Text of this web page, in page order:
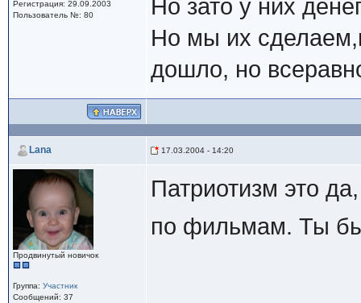
Регистрация: 29.09.2003
Пользователь №: 80
Но зато у них
Но мы их
дошло, но
Lana 17.03.2004 - 14:20
Продвинутый новичок
Группа: Участник
Сообщений: 37
Патриотизм это
по фильмам. Ты